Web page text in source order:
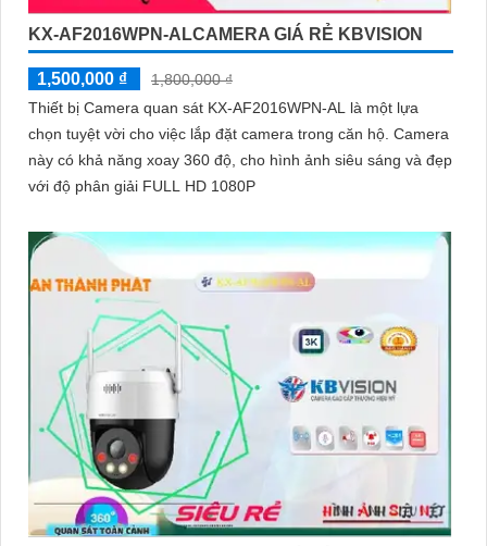
KX-AF2016WPN-ALCAMERA GIÁ RẺ KBVISION
1,500,000 ₫
1,800,000 ₫
Thiết bị Camera quan sát KX-AF2016WPN-AL là một lựa
chọn tuyệt vời cho việc lắp đặt camera trong căn hộ. Camera
này có khả năng xoay 360 độ, cho hình ảnh siêu sáng và đẹp
với độ phân giải FULL HD 1080P